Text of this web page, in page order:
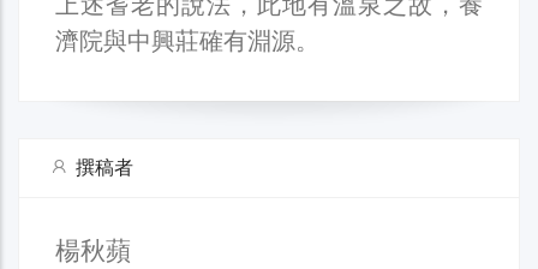
濟院與中興莊確有淵源。
撰稿者
楊秋蘋